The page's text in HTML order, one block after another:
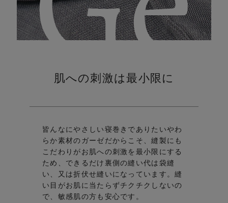
nt,
wa
肌への刺激は最小限に
皆んなにやさしい寝巻きでありたいやわ
らか素材のガーゼだからこそ、縫製にも
こだわりがお肌への刺激を最小限にする
ため、できるだけ裏側の縫い代は袋縫
い、又は折伏せ縫いになっています。縫
い目がお肌に当たらずチクチクしないの
で、敏感肌の方も安心です。